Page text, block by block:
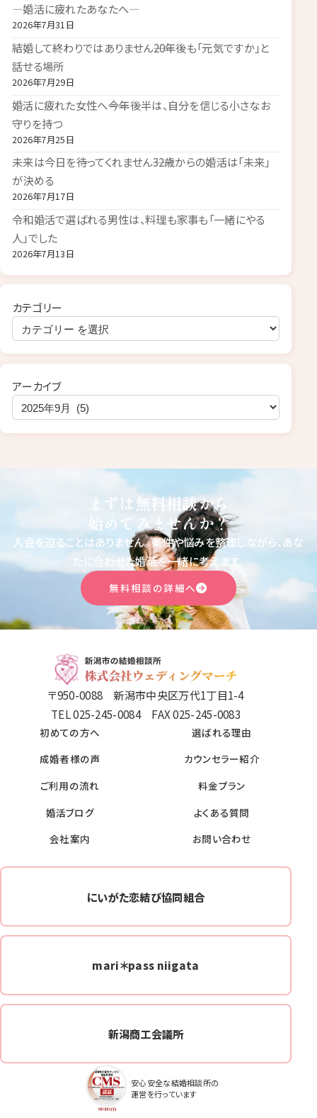
―婚活に疲れたあなたへ―
2026年7月31日
結婚して終わりではありません――20年後も「元気ですか」と
話せる場所
2026年7月29日
婚活に疲れた女性へ――今年後半は、自分を信じる小さなお
守りを持つ
2026年7月25日
未来は今日を待ってくれません――32歳からの婚活は「未来」
が決める
2026年7月17日
令和婚活で選ばれる男性は、料理も家事も「一緒にやる
人」でした
2026年7月13日
カテゴリー
アーカイブ
まずは無料相談から
始めてみませんか？
入会を迫ることはありません。条件や悩みを整理しながら、あな
たに合わせた婚活を一緒に考えます。
無料相談の詳細へ
〒950-0088 新潟市中央区万代1丁目1-4
TEL 025-245-0084 FAX 025-245-0083
初めての方へ
選ばれる理由
成婚者様の声
カウンセラー紹介
ご利用の流れ
料金プラン
婚活ブログ
よくある質問
会社案内
お問い合わせ
にいがた恋結び協同組合
mari＊pass niigata
新潟商工会議所
安心安全な結婚相談所の
運営を行っています